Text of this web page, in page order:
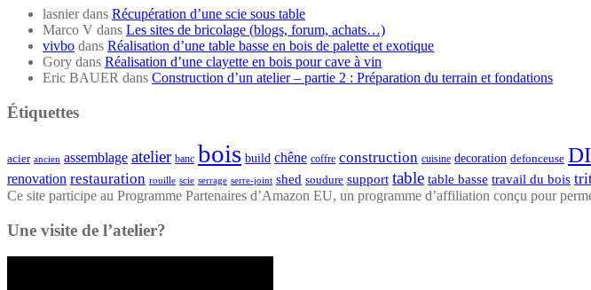
lasnierdans Récupération d’une scie sous table
Marco V dans Les sites de bricolage (blogs, forum, achats…)
vivbo dans Réalisation d’une table basse en bois de palette et exotique
Gory dans Réalisation d’une clayette en bois pour cave à vin
Eric BAUER dans Construction d’un atelier – partie 2 : Préparation du terrain et fondations
Étiquettes
acier ancien assemblage atelier banc bois build chêne coffre construction cuisine decoration defonceuse
renovation restauration rouille scie serrage serre-joint shed soudure support table table basse travail du bois
Ce site participe au Programme Partenaires d’Amazon EU, un programme d’affiliation conçu pour
Une visite de l’atelier?